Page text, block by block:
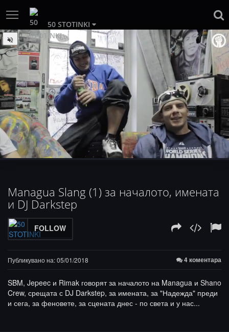
50 STOTINKI
Unmute Loaded:
0%
Progress:
0%
Managua Slang (1) за началото, имената
и DJ Darkstep
FOLLOW
Публикувано на: 05/01/2018 4 коментара
SBM, Jepeec и Rimak говорят за началото на Managua и Shano
Crew, срещата с DJ Darkstep, за имената, за "Надежда" преди
и сега, за феновете, за сцената днес - по света и у нас...